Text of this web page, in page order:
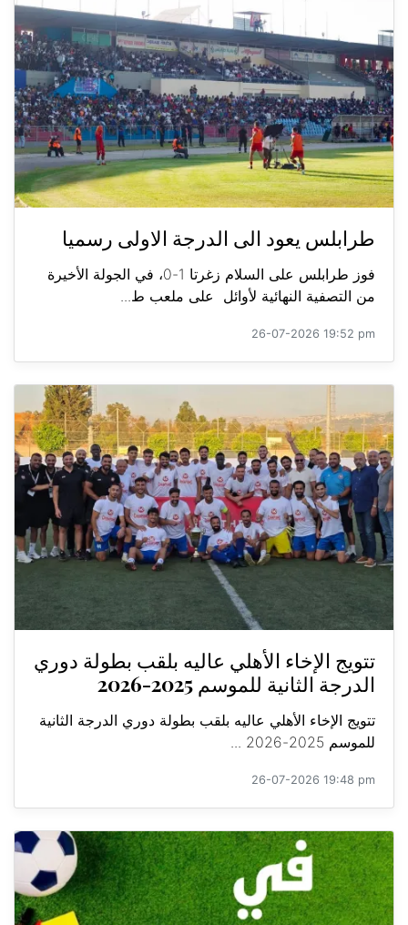
طرابلس يعود الى الدرجة الاولى رسميا
فوز طرابلس على السلام زغرتا 1-0، في الجولة الأخيرة
من التصفية النهائية لأوائل على ملعب ط...
26-07-2026 19:52 pm
تتويج الإخاء الأهلي عاليه بلقب بطولة دوري
الدرجة الثانية للموسم 2025-2026
تتويج الإخاء الأهلي عاليه بلقب بطولة دوري الدرجة الثانية
للموسم 2025-2026 ...
26-07-2026 19:48 pm